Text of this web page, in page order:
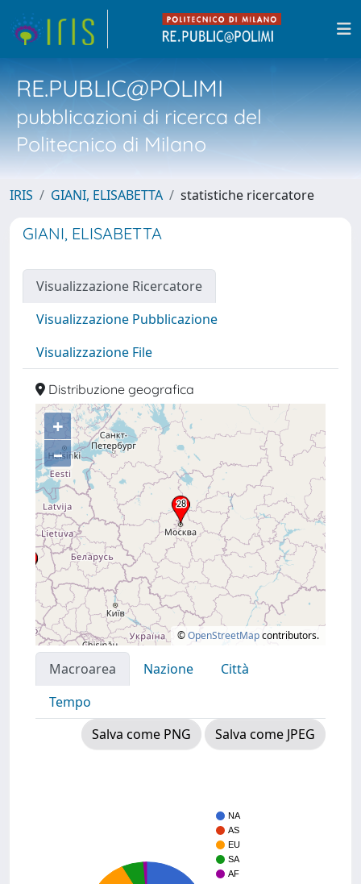
RE.PUBLIC@POLIMI
pubblicazioni di ricerca del
Politecnico di Milano
IRIS GIANI, ELISABETTA statistiche ricercatore
GIANI, ELISABETTA
Visualizzazione Ricercatore
Visualizzazione Pubblicazione
Visualizzazione File
Distribuzione geografica
+
–
©OpenStreetMapcontributors.
Macroarea Nazione
Città
Tempo
Salva come PNG
Salva come JPEG
NA
AS
EU
SA
AF